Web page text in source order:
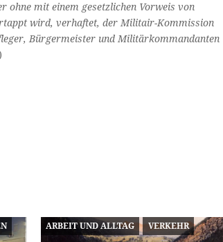
ohne mit einem gesetzlichen Vorweis von
wird, verhaftet, der Militair-Kommission
Bürgermeister und Militärkommandanten
ARBEIT UND ALLTAG VERKEHR